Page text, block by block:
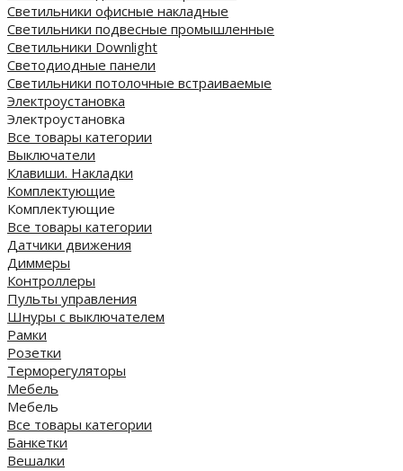
Светильники офисные накладные
Светильники подвесные промышленные
Светильники Downlight
Светодиодные панели
Cветильники потолочные встраиваемые
Электроустановка
Электроустановка
Все товары категории
Выключатели
Клавиши. Накладки
Комплектующие
Комплектующие
Все товары категории
Датчики движения
Диммеры
Контроллеры
Пульты управления
Шнуры с выключателем
Рамки
Розетки
Терморегуляторы
Мебель
Мебель
Все товары категории
Банкетки
Вешалки